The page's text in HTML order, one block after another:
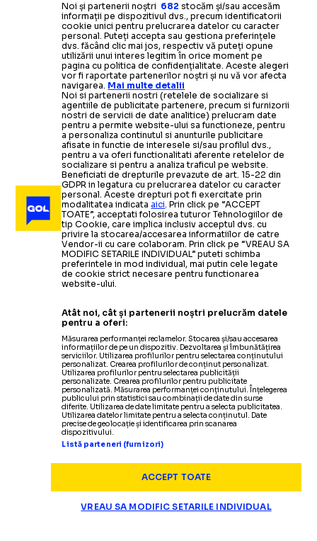
Noi și partenerii noștri 682 stocăm și/sau accesăm
informații pe dispozitivul dvs., precum identificatorii
cookie unici pentru prelucrarea datelor cu caracter
personal. Puteți accepta sau gestiona preferințele
dvs. făcând clic mai jos, respectiv vă puteți opune
utilizării unui interes legitim în orice moment pe
pagina cu politica de confidențialitate. Aceste alegeri
vor fi raportate partenerilor noștri și nu vă vor afecta
navigarea. Mai multe detalii
Noi si partenerii nostri (retelele de socializare si
agentiile de publicitate partenere, precum si furnizorii
nostri de servicii de date analitice) prelucram date
pentru a permite website-ului sa functioneze, pentru
a personaliza continutul si anunturile publicitare
afisate in functie de interesele si/sau profilul dvs.,
pentru a va oferi functionalitati aferente retelelor de
socializare si pentru a analiza traficul pe website.
Beneficiati de drepturile prevazute de art. 15-22 din
GDPR in legatura cu prelucrarea datelor cu caracter
personal. Aceste drepturi pot fi exercitate prin
modalitatea indicataaici. Prin click pe “ACCEPT
TOATE”, acceptati folosirea tuturor Tehnologiilor de
tip Cookie, care implica inclusiv acceptul dvs. cu
privire la stocarea/accesarea informatiilor de catre
Vendor-ii cu care colaboram. Prin click pe “VREAU SA
MODIFIC SETARILE INDIVIDUAL” puteti schimba
preferintele in mod individual, mai putin cele legate
de cookie strict necesare pentru functionarea
website-ului.
Atât noi, cât și partenerii noștri prelucrăm datele
pentru a oferi:
Măsurarea performanței reclamelor. Stocarea și/sau accesarea
informațiilor de pe un dispozitiv. Dezvoltarea și îmbunătățirea
serviciilor. Utilizarea profilurilor pentru selectarea conținutului
personalizat. Crearea profilurilor de conținut personalizat.
Utilizarea profilurilor pentru selectarea publicității
personalizate. Crearea profilurilor pentru publicitate
personalizată. Măsurarea performanței conținutului. Înțelegerea
publicului prin statistici sau combinații de date din surse
diferite. Utilizarea de date limitate pentru a selecta publicitatea.
Utilizarea datelor limitate pentru a selecta conținutul. Date
precise de geolocație și identificarea prin scanarea
dispozitivului.
Listă parteneri (furnizori)
ACCEPT TOATE
VREAU SA MODIFIC SETARILE INDIVIDUAL